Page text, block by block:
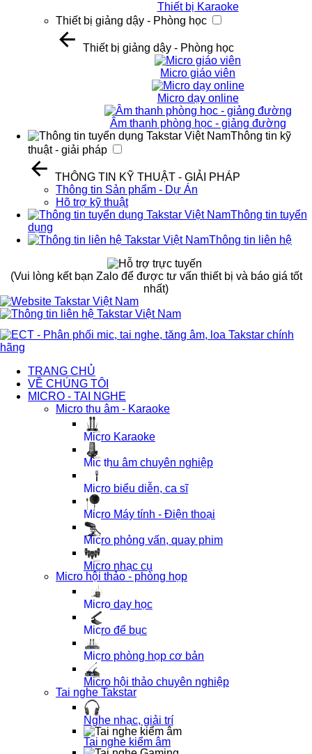
Thiết bị Karaoke
Thiết bị giảng dậy - Phòng học
Thiết bị giảng dậy - Phòng học
Micro giáo viên
Micro dạy online
Âm thanh phòng học - giảng đường
Thông tin kỹ
thuật - giải pháp
THÔNG TIN KỸ THUẬT - GIẢI PHÁP
Thông tin Sản phẩm - Dự Án
Hõ trợ kỹ thuật
Thông tin tuyển
dụng
Thông tin liên hệ
(Vui lòng kết bạn Zalo để được tư vấn thiết bị và báo giá tốt
nhất)
TRANG CHỦ
VỀ CHÚNG TÔI
MICRO - TAI NGHE
Micro thu âm - Karaoke
Micro Karaoke
Mic thu âm chuyên nghiệp
Micro biểu diễn, ca sĩ
Micro Máy tính - Điện thoại
Micro phỏng vấn, quay phim
Micro nhạc cụ
Micro hội thảo - phòng họp
Micro dạy học
Micro để bục
Micro phòng họp cơ bản
Micro hội thảo chuyên nghiệp
Tai nghe Takstar
Nghe nhạc, giải trí
Tai nghe kiểm âm